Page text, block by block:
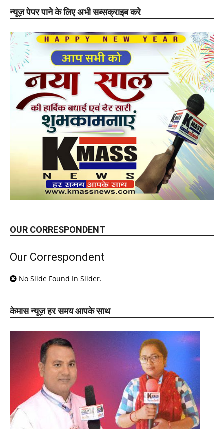
न्यूज़ पेपर पाने के लिए अभी सब्सक्राइब करे
OUR CORRESPONDENT
Our Correspondent
No Slide Found In Slider.
केमास न्यूज़ हर समय आपके साथ